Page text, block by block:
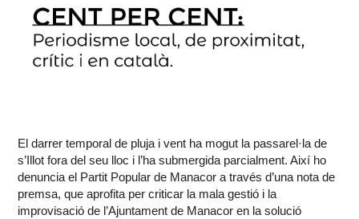
El darrer temporal de pluja i vent ha mogut la passarel·la de
s’Illot fora del seu lloc i l’ha submergida parcialment. Així ho
denuncia el Partit Popular de Manacor a través d’una nota de
premsa, que aprofita per criticar la mala gestió i la
improvisació de l’Ajuntament de Manacor en la solució